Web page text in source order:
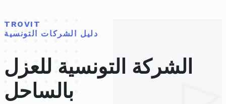
TROVIT
دليل الشركات التونسية
الشركة التونسية للعزل
بالساحل